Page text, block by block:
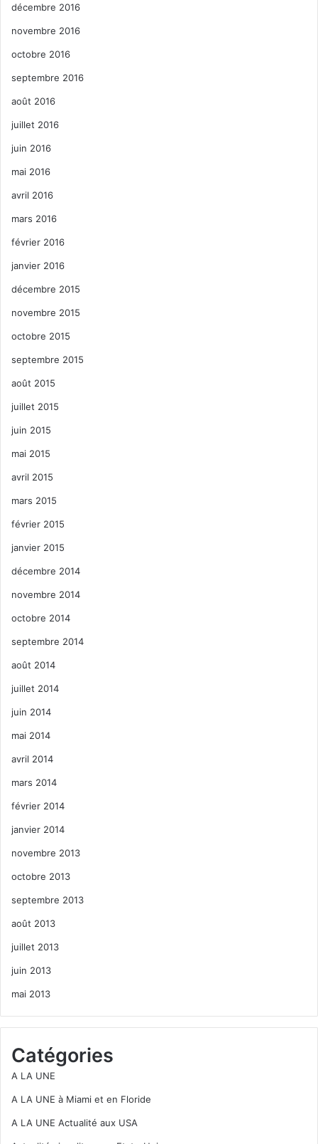
décembre 2016
novembre 2016
octobre 2016
septembre 2016
août 2016
juillet 2016
juin 2016
mai 2016
avril 2016
mars 2016
février 2016
janvier 2016
décembre 2015
novembre 2015
octobre 2015
septembre 2015
août 2015
juillet 2015
juin 2015
mai 2015
avril 2015
mars 2015
février 2015
janvier 2015
décembre 2014
novembre 2014
octobre 2014
septembre 2014
août 2014
juillet 2014
juin 2014
mai 2014
avril 2014
mars 2014
février 2014
janvier 2014
novembre 2013
octobre 2013
septembre 2013
août 2013
juillet 2013
juin 2013
mai 2013
Catégories
A LA UNE
A LA UNE à Miami et en Floride
A LA UNE Actualité aux USA